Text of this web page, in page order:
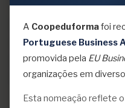
A Coopeduformafoi
Portuguese Business
promovida pela EU
organizações em
Esta nomeação reflete
Estamos disponíveis
a alcançar o seu
que preferir —
horas úteis.